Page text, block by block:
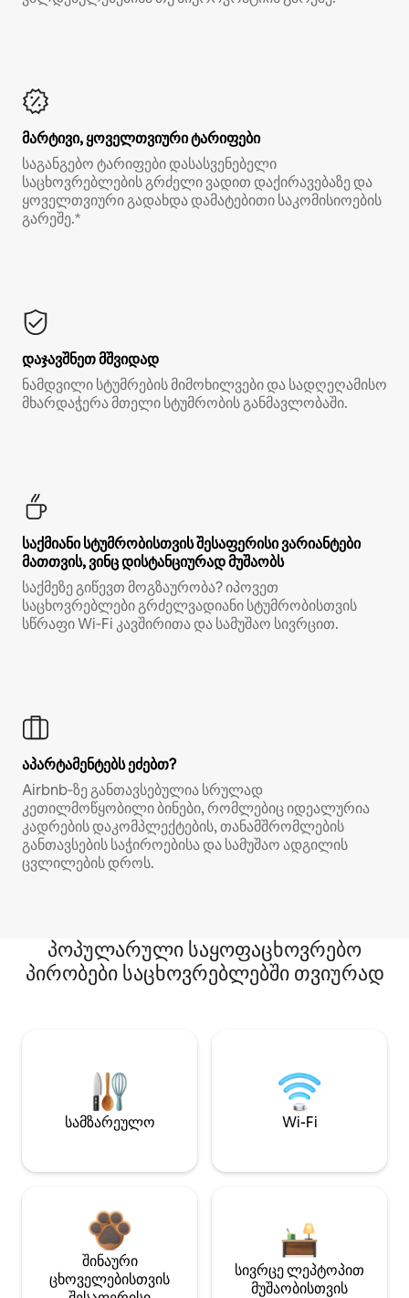
მარტივი, ყოველთვიური ტარიფები
საგანგებო ტარიფები დასასვენებელი
საცხოვრებლების გრძელი ვადით დაქირავებაზე და
ყოველთვიური გადახდა დამატებითი საკომისიოების
გარეშე.*
დაჯავშნეთ მშვიდად
ნამდვილი სტუმრების მიმოხილვები და სადღეღამისო
მხარდაჭერა მთელი სტუმრობის განმავლობაში.
საქმიანი სტუმრობისთვის შესაფერისი ვარიანტები
მათთვის, ვინც დისტანციურად მუშაობს
საქმეზე გიწევთ მოგზაურობა? იპოვეთ
საცხოვრებლები გრძელვადიანი სტუმრობისთვის
სწრაფი Wi‑Fi კავშირითა და სამუშაო სივრცით.
აპარტამენტებს ეძებთ?
Airbnb‑ზე განთავსებულია სრულად
კეთილმოწყობილი ბინები, რომლებიც იდეალურია
კადრების დაკომპლექტების, თანამშრომლების
განთავსების საჭიროებისა და სამუშაო ადგილის
ცვლილების დროს.
პოპულარული საყოფაცხოვრებო
პირობები საცხოვრებლებში თვიურად
სამზარეულო Wi-Fi
შინაური
ცხოველებისთვის
სივრცე ლეპტოპით
მუშაობისთვის